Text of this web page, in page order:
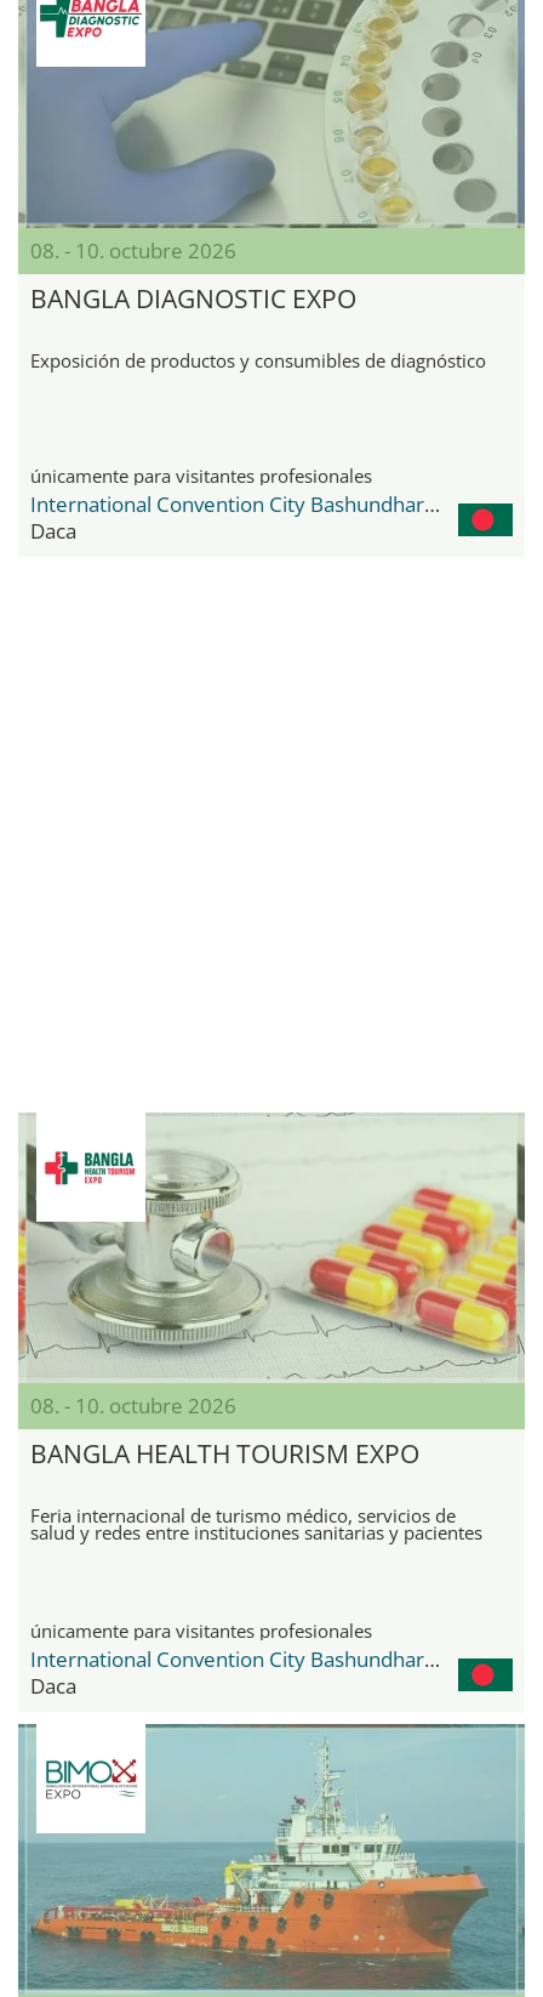
08. - 10. octubre 2026
BANGLA DIAGNOSTIC EXPO
Exposición de productos y consumibles de diagnóstico
únicamente para visitantes profesionales
International Convention City Bashundhara - ICCB
Daca
08. - 10. octubre 2026
BANGLA HEALTH TOURISM EXPO
Feria internacional de turismo médico, servicios de
salud y redes entre instituciones sanitarias y pacientes
únicamente para visitantes profesionales
International Convention City Bashundhara - ICCB
Daca